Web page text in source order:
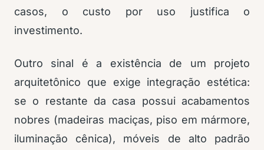
casos, o custo por uso justifica o
investimento.
Outro sinal é a existência de um projeto
arquitetônico que exige integração estética:
se o restante da casa possui acabamentos
nobres (madeiras maciças, piso em mármore,
iluminação cênica), móveis de alto padrão